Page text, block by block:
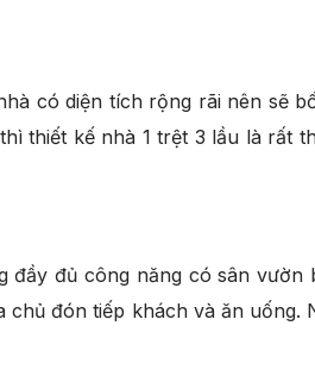
có diện tích rộng rãi nên sẽ
thiết kế nhà 1 trệt 3 lầu là rất
đầy đủ công năng có sân vườn
chủ đón tiếp khách và ăn uống.